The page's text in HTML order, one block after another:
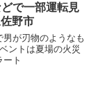
で一部運転見
佐野市
が刃物のようなも
ントは夏場の火災
ト